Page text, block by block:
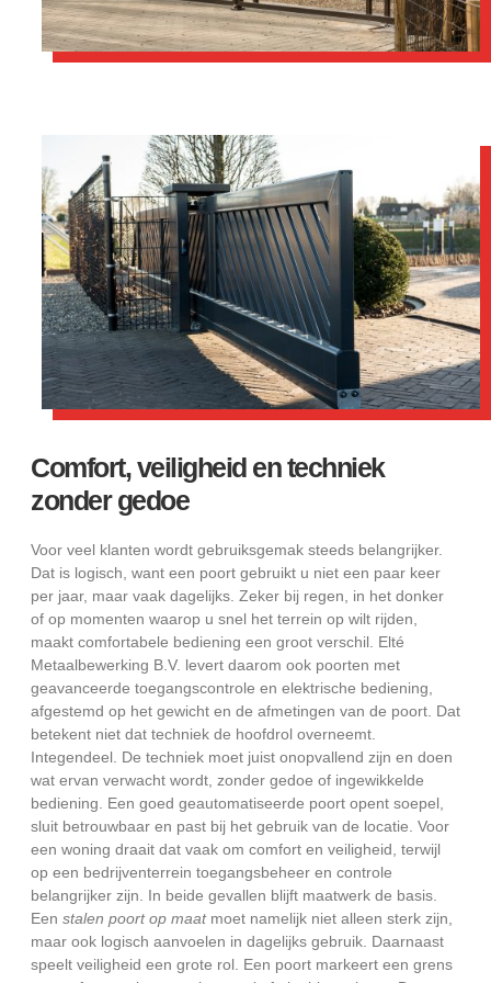
Comfort, veiligheid en techniek
zonder gedoe
Voor veel klanten wordt gebruiksgemak steeds belangrijker.
Dat is logisch, want een poort gebruikt u niet een paar keer
per jaar, maar vaak dagelijks. Zeker bij regen, in het donker
of op momenten waarop u snel het terrein op wilt rijden,
maakt comfortabele bediening een groot verschil. Elté
Metaalbewerking B.V. levert daarom ook poorten met
geavanceerde toegangscontrole en elektrische bediening,
afgestemd op het gewicht en de afmetingen van de poort. Dat
betekent niet dat techniek de hoofdrol overneemt.
Integendeel. De techniek moet juist onopvallend zijn en doen
wat ervan verwacht wordt, zonder gedoe of ingewikkelde
bediening. Een goed geautomatiseerde poort opent soepel,
sluit betrouwbaar en past bij het gebruik van de locatie. Voor
een woning draait dat vaak om comfort en veiligheid, terwijl
op een bedrijventerrein toegangsbeheer en controle
belangrijker zijn. In beide gevallen blijft maatwerk de basis.
Een stalen poort op maatmoet namelijk niet alleen sterk zijn,
maar ook logisch aanvoelen in dagelijks gebruik. Daarnaast
speelt veiligheid een grote rol. Een poort markeert een grens